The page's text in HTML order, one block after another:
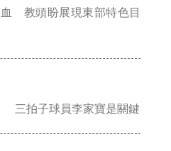
教頭盼展現東部特色目
三拍子球員李家寶是關鍵